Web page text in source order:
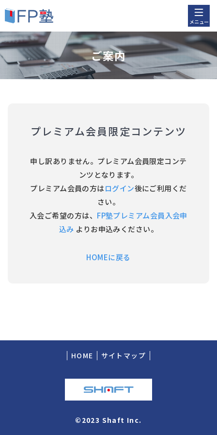
メニュー
ご案内
プレミアム会員限定コンテンツ
申し訳ありません。プレミアム会員限定コンテ
ンツとなります。
プレミアム会員の方はログイン後にご利用くだ
さい。
入会ご希望の方は、 FP塾プレミアム会員入会申
込み よりお申込みください。
HOMEに戻る
HOME サイトマップ
©2023 Shaft Inc.